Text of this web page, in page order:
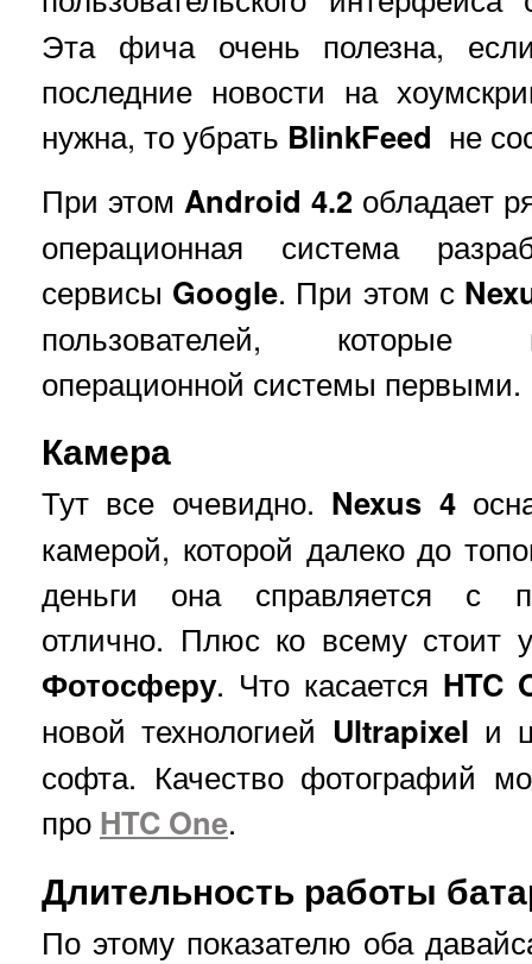
Эта фича очень полезна,
последние новости на
нужна, то убрать BlinkFeed не
При этом Android 4.2 обладает
операционная система
сервисы Google. При этом с
пользователей, которые
операционной системы первыми.
Камера
Тут все очевидно. Nexus 4
камерой, которой далеко до
деньги она справляется с
отлично. Плюс ко всему стоит
Фотосферу. Что касается HTC
новой технологией Ultrapixel и
софта. Качество фотографий
про HTC One.
Длительность работы
По этому показателю оба